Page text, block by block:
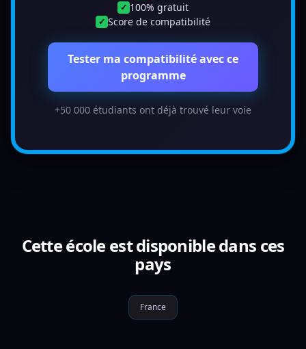
✓ 100% gratuit
✓ Score de compatibilité
Tester ma compatibilité avec ce
programme
+50 000 étudiants ont déjà trouvé leur voie
Cette école est disponible dans ces
pays
France